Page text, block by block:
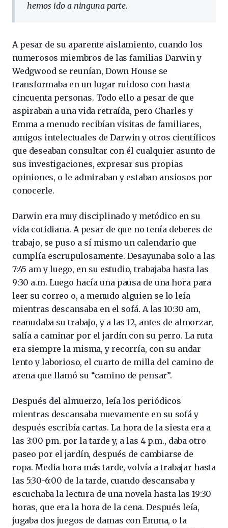
hemos ido a ninguna parte.
A pesar de su aparente aislamiento, cuando los
numerosos miembros de las familias Darwin y
Wedgwood se reunían, Down House se
transformaba en un lugar ruidoso con hasta
cincuenta personas. Todo ello a pesar de que
aspiraban a una vida retraída, pero Charles y
Emma a menudo recibían visitas de familiares,
amigos intelectuales de Darwin y otros científicos
que deseaban consultar con él cualquier asunto de
sus investigaciones, expresar sus propias
opiniones, o le admiraban y estaban ansiosos por
conocerle.
Darwin era muy disciplinado y metódico en su
vida cotidiana. A pesar de que no tenía deberes de
trabajo, se puso a sí mismo un calendario que
cumplía escrupulosamente. Desayunaba solo a las
7:45 am y luego, en su estudio, trabajaba hasta las
9:30 a.m. Luego hacía una pausa de una hora para
leer su correo o, a menudo alguien se lo leía
mientras descansaba en el sofá. A las 10:30 am,
reanudaba su trabajo, y a las 12, antes de almorzar,
salía a caminar por el jardín con su perro. La ruta
era siempre la misma, y recorría, con su andar
lento y laborioso, el cuarto de milla del camino de
arena que llamó su “camino de pensar”.
Después del almuerzo, leía los periódicos
mientras descansaba nuevamente en su sofá y
después escribía cartas. La hora de la siesta era a
las 3:00 pm. por la tarde y, a las 4 p.m., daba otro
paseo por el jardín, después de cambiarse de
ropa. Media hora más tarde, volvía a trabajar hasta
las 5:30-6:00 de la tarde, cuando descansaba y
escuchaba la lectura de una novela hasta las 19:30
horas, que era la hora de la cena. Después leía,
jugaba dos juegos de damas con Emma, ​​o la